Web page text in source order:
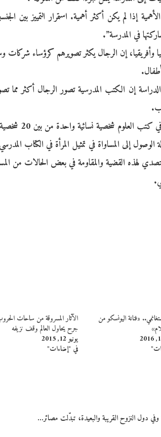
إذا لم يكن أكثر أهمية. استمرار التمييز بين
في المدرسة”.
وأفريقيا، إن الرجال يكثر تصويرهم كرؤساء شركات
إن الكتب المدرسية تصور الرجال أكثر مما
شخصية نسائية واحدة من بين 20 شخصية.
إلى المساواة في تمثيل المرأة في الكتاب
لهذه القضية والمقاومة في بعض الحالات من
«فنانة اليونسكو من
الآثار المسروقة من ساحات
جرح يحاول العالم وقف نزيفه
يونيو 12, 2015
في "إضاءات"
دول النزوح القريبة والبعيدة، تبدّلت مصائر…